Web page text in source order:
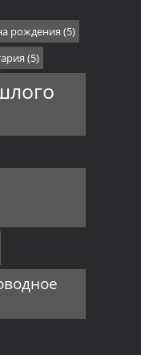
рождения (5)
(5)